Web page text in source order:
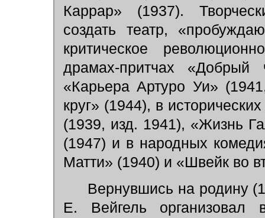
Каррар» (1937).
создать театр,
критическое
драмах-притчах
«Карьера Артуро Уи»
круг» (1944), в
(1939, изд. 1941), «Жизнь
(1947) и в народных
Матти» (1940) и «Швейк во
Вернувшись на родину
Е. Вейгель организовал